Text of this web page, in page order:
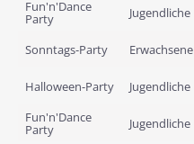
Fun'n'Dance
Party Jugendliche
Sonntags-Party Erwachsene
Halloween-Party Jugendliche
Fun'n'Dance
Party Jugendliche